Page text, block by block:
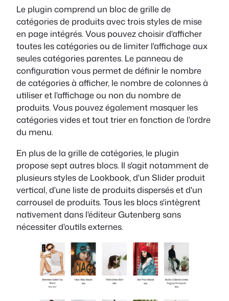
Le plugin comprend un bloc de grille de
catégories de produits avec trois styles de mise
en page intégrés. Vous pouvez choisir d'afficher
toutes les catégories ou de limiter l'affichage aux
seules catégories parentes. Le panneau de
configuration vous permet de définir le nombre
de catégories à afficher, le nombre de colonnes à
utiliser et l'affichage ou non du nombre de
produits. Vous pouvez également masquer les
catégories vides et tout trier en fonction de l'ordre
du menu.
En plus de la grille de catégories, le plugin
propose sept autres blocs. Il s'agit notamment de
plusieurs styles de Lookbook, d'un Slider produit
vertical, d'une liste de produits dispersés et d'un
carrousel de produits. Tous les blocs s'intègrent
nativement dans l'éditeur Gutenberg sans
nécessiter d'outils externes.